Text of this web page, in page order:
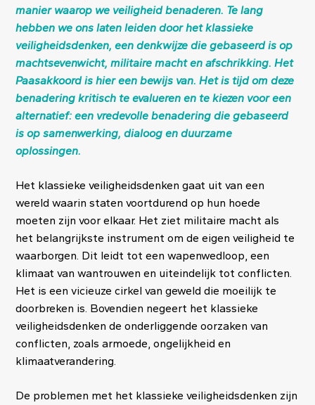
manier waarop we veiligheid benaderen. Te lang
hebben we ons laten leiden door het klassieke
veiligheidsdenken, een denkwijze die gebaseerd is op
machtsevenwicht, militaire macht en afschrikking. Het
Paasakkoord is hier een bewijs van. Het is tijd om deze
benadering kritisch te evalueren en te kiezen voor een
alternatief: een vredevolle benadering die gebaseerd
is op samenwerking, dialoog en duurzame
oplossingen.
Het klassieke veiligheidsdenken gaat uit van een
wereld waarin staten voortdurend op hun hoede
moeten zijn voor elkaar. Het ziet militaire macht als
het belangrijkste instrument om de eigen veiligheid te
waarborgen. Dit leidt tot een wapenwedloop, een
klimaat van wantrouwen en uiteindelijk tot conflicten.
Het is een vicieuze cirkel van geweld die moeilijk te
doorbreken is. Bovendien negeert het klassieke
veiligheidsdenken de onderliggende oorzaken van
conflicten, zoals armoede, ongelijkheid en
klimaatverandering.
De problemen met het klassieke veiligheidsdenken zijn